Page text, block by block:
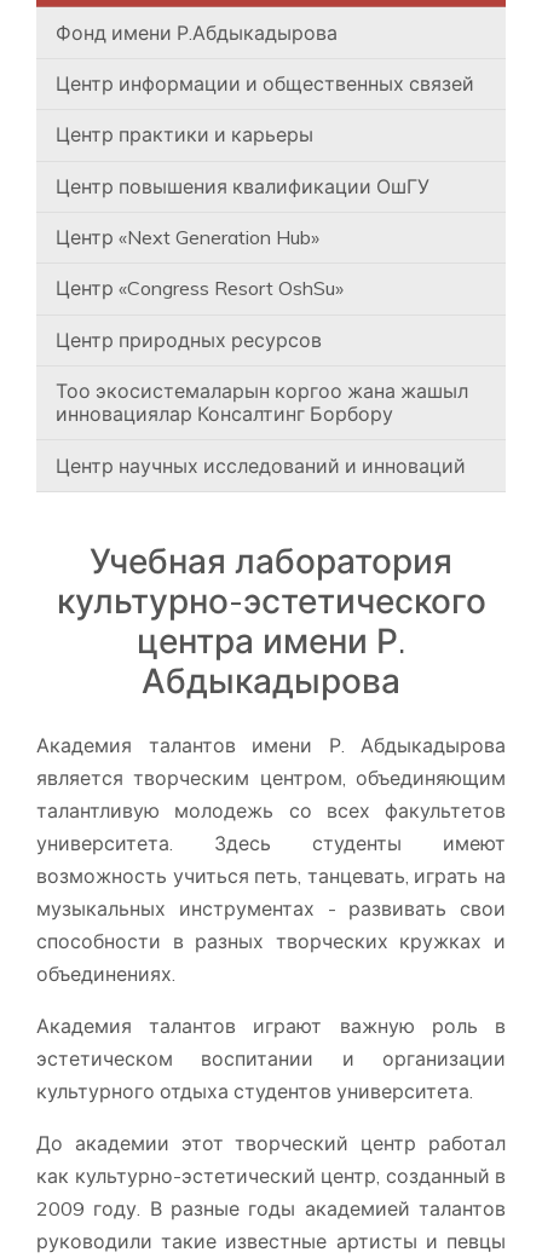
Фонд имени Р.Абдыкадырова
Центр информации и общественных связей
Центр практики и карьеры
Центр повышения квалификации ОшГУ
Центр «Next Generation Hub»
Центр «Congress Resort OshSu»
Центр природных ресурсов
Тоо экосистемаларын коргоо жана жашыл
инновациялар Консалтинг Борбору
Центр научных исследований и инноваций
Учебная лаборатория
культурно-эстетического
центра имени Р.
Абдыкадырова
Академия талантов имени Р. Абдыкадырова
является творческим центром, объединяющим
талантливую молодежь со всех факультетов
университета. Здесь студенты имеют
возможность учиться петь, танцевать, играть на
музыкальных инструментах - развивать свои
способности в разных творческих кружках и
объединениях.
Академия талантов играют важную роль в
эстетическом воспитании и организации
культурного отдыха студентов университета.
До академии этот творческий центр работал
как культурно-эстетический центр, созданный в
2009 году. В разные годы академией талантов
руководили такие известные артисты и певцы